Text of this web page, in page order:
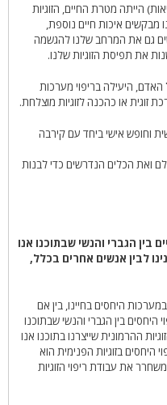
הייתה מטרת החיים, הזוגיות
איכות חיים נוספת,
גם את המרחב שלנו להגשמה
את תפיסת הזוגיות שלנו.
האדם, היעילה בריפוי מערכות
זוגית או כהכנה לזוגיות מוצלחת.
וחופש אישי ביחד עם קירבה
ואת הכלים הנדרשים כדי לבנות
בין הגברי והנשי שבתוכנו אנו
לבין אנשים אחרים בכלל,
היחסים בחיינו, בין אם
היחסים בין הגברי והנשי שבתוכנו
ההרמונית שייצרנו בתוכנו אנו
היחסים בזוגיות הפנימית הוא
את עבודת ריפוי הזוגיות